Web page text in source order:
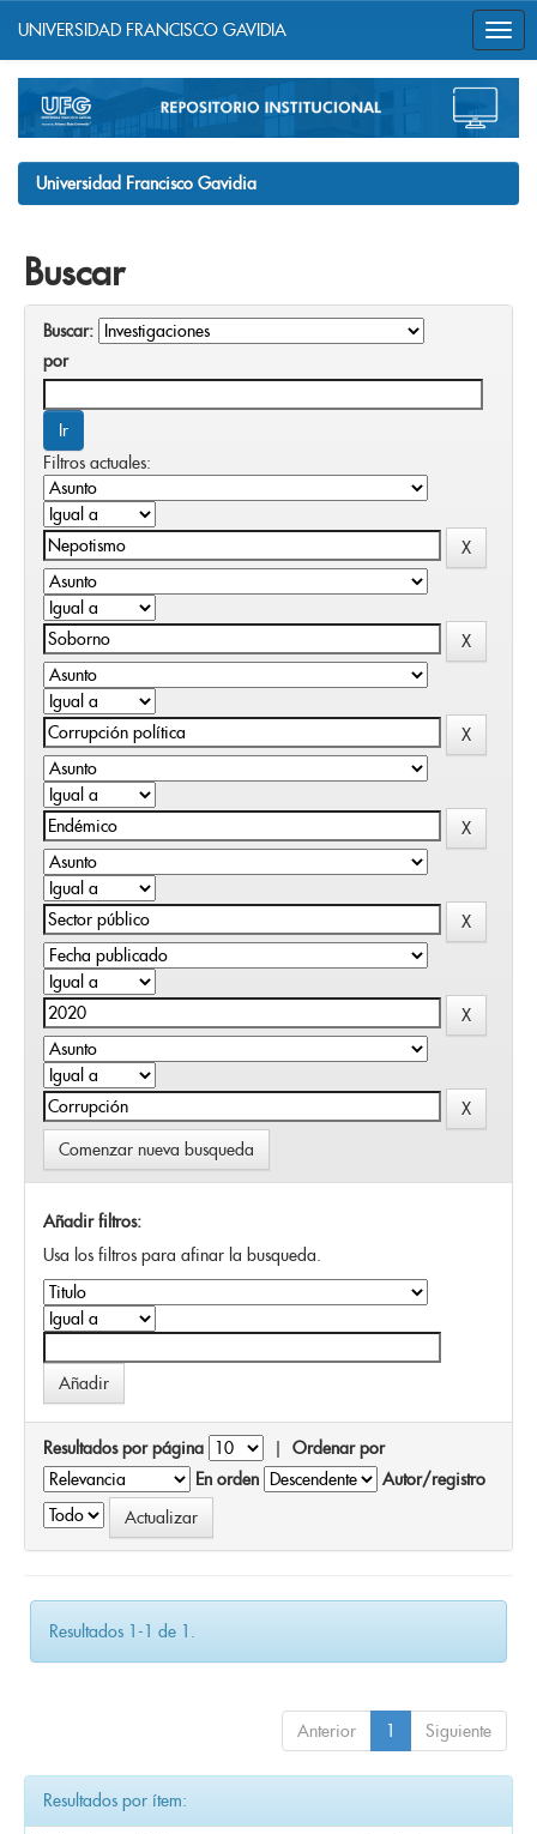
navigation
UNIVERSIDAD FRANCISCO GAVIDIA
Universidad Francisco Gavidia
Buscar
Buscar:
por
Filtros actuales:
Comenzar nueva busqueda
Añadir filtros:
Usa los filtros para afinar la busqueda.
Resultados por página | Ordenar por
En orden
Autor/registro
Resultados 1-1 de 1.
Anterior 1 Siguiente
Resultados por ítem: